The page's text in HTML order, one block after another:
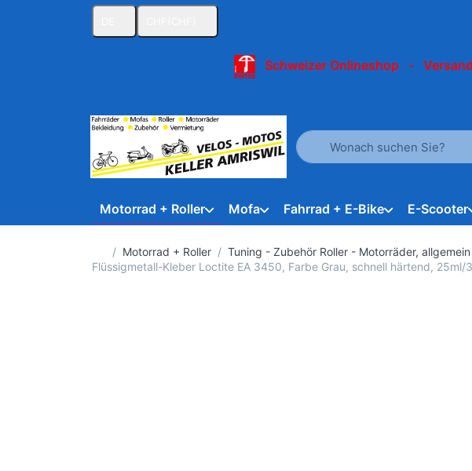
Schweizer Onlineshop -
Geben Sie einen Suchbegriff
Motorrad + Roller Mofa Fahrrad + E-Bike E-Scooter
Startseite
Motorrad + Roller Tuning - Zubehör Roller - Motorräder, allgemein
Flüssigmetall-Kleber Loctite EA 3450, Farbe Grau, schnell härtend, 25ml/